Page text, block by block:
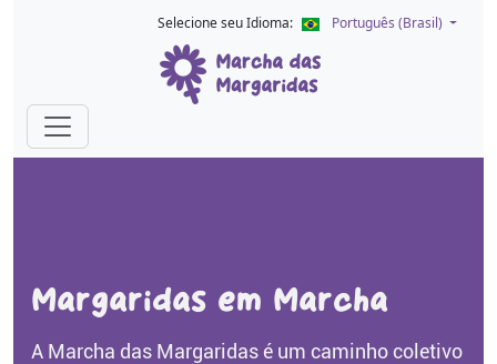
Selecione seu Idioma: Português (Brasil)
Margaridas em Marcha
A Marcha das Margaridas é um caminho coletivo